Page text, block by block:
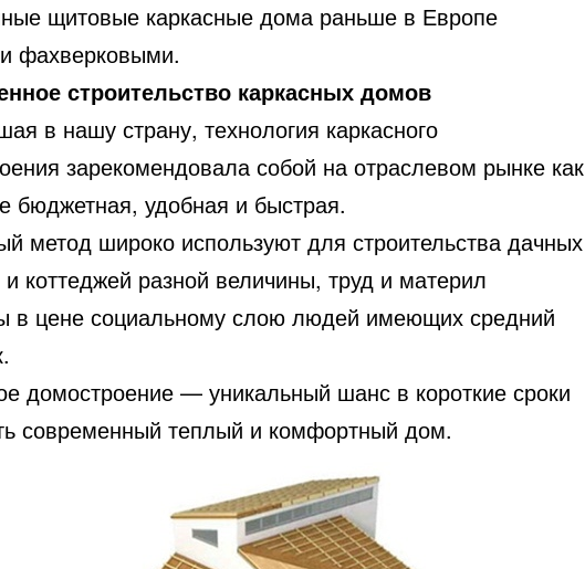
щитовые каркасные дома раньше в Европе
фахверковыми.
строительство каркасных домов
в нашу страну, технология каркасного
зарекомендовала собой на отраслевом рынке как
бюджетная, удобная и быстрая.
метод широко используют для строительства дачных
коттеджей разной величины, труд и материл
в цене социальному слою людей имеющих средний
домостроение — уникальный шанс в короткие сроки
современный теплый и комфортный дом.